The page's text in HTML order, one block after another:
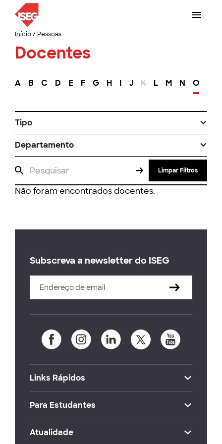
Início/ Pessoas
Docentes
A B C D E F G H I J K L M N O
Tipo
Departamento
Limpar Filtros
Não foram encontrados docentes.
Subscreva a newsletter do ISEG
Links Rápidos
Para Estudantes
Atualidade